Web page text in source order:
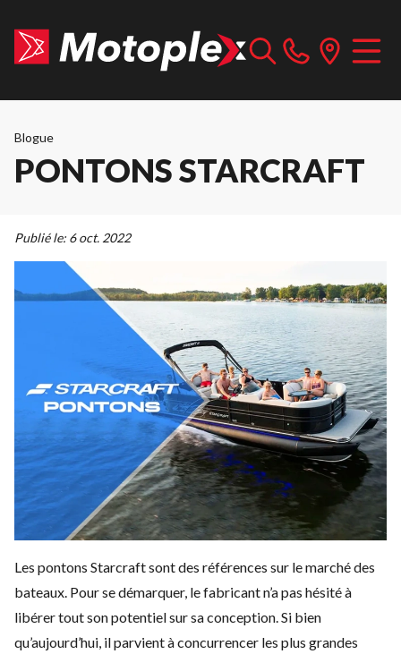
Blogue
PONTONS STARCRAFT
Publié le: 6 oct. 2022
Les pontons Starcraft sont des références sur le marché des
bateaux. Pour se démarquer, le fabricant n’a pas hésité à
libérer tout son potentiel sur sa conception. Si bien
qu’aujourd’hui, il parvient à concurrencer les plus grandes